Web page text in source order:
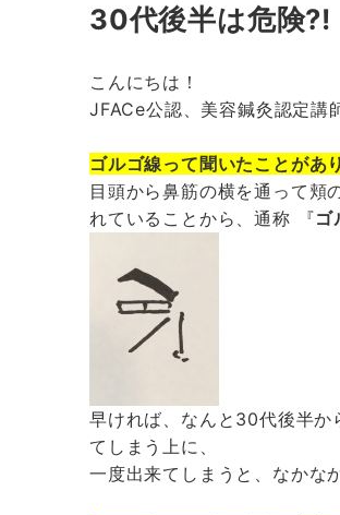
30代後半は危険?!
こんにちは！
JFACe公認、美容鍼灸認定講
ゴルゴ線って聞いたことがあ
目頭から鼻筋の横を通って頬
れていることから、通称 『ゴ
早ければ、なんと30代後半
てしまう上に、
一度出来てしまうと、なかな